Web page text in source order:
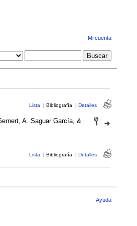
Mi cuenta
Lista | Bibliografía | Detalles
A. Saguar García, &
Lista | Bibliografía | Detalles
Ayuda